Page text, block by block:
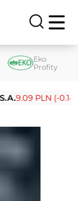
Eko
Profity
9.09 PLN (-0.14%)